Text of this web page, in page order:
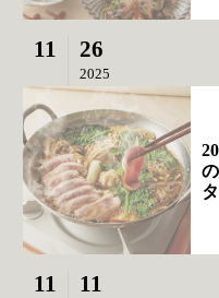
11 26
2025
11 11